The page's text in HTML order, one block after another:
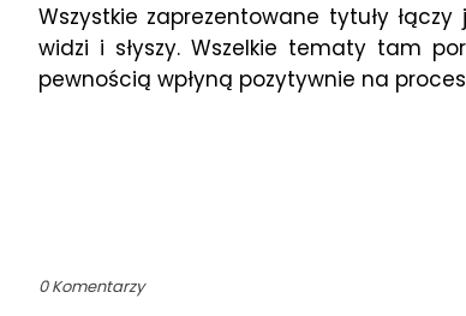
Wszystkie zaprezentowane tytuły
widzi i słyszy. Wszelkie tematy tam
pewnością wpłyną pozytywnie na
0 Komentarzy